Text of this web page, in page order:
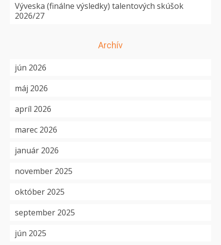
Výveska (finálne výsledky) talentových skúšok
2026/27
Archív
jún 2026
máj 2026
apríl 2026
marec 2026
január 2026
november 2025
október 2025
september 2025
jún 2025